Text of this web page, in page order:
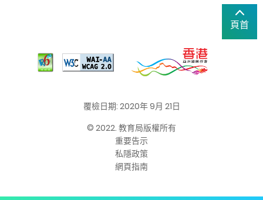
頁首
覆檢日期: 2020年 9月 21日
© 2022. 教育局版權所有
重要告示
私隱政策
網頁指南